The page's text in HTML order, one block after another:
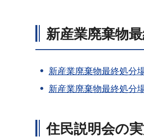
新産業廃棄物
新産業廃棄物最終処分
新産業廃棄物最終処分
住民説明会の